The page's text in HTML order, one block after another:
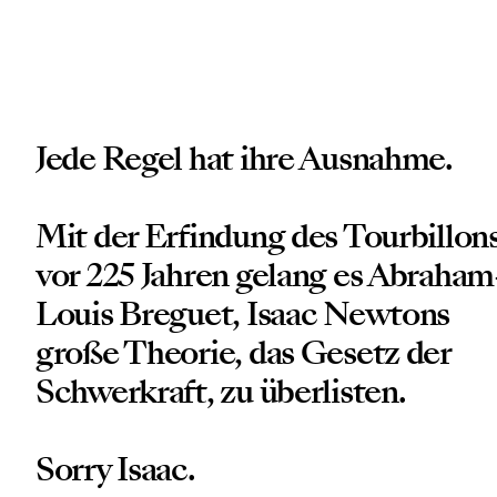
Jede Regel hat ihre Ausnahme.
Mit der Erfindung des
vor 225 Jahren gelang es
Louis Breguet, Isaac Newtons
große Theorie, das Gesetz der
Schwerkraft, zu überlisten.
Sorry Isaac.